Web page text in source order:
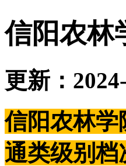
信阳农林
更新：
信阳农林学
通类级别